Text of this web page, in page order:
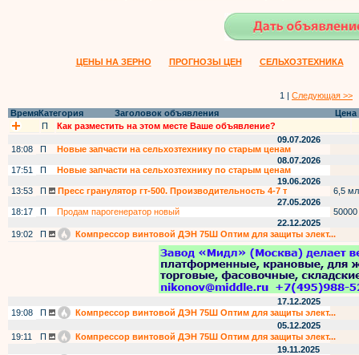
ЦЕНЫ НА ЗЕРНО ПРОГНОЗЫ ЦЕН СЕЛЬХОЗТЕХНИКА
1 | Следующая >>
ВремяКатегория Заголовок объявления
Цена
П
Как разместить на этом месте Ваше объявление?
09.07.2026
18:08
П
Новые запчасти на сельхозтехнику по старым ценам
08.07.2026
17:51
П
Новые запчасти на сельхозтехнику по старым ценам
19.06.2026
13:53
П Пресс гранулятор гт-500. Производительность 4-7 т
6,5
27.05.2026
18:17
П Продам парогенератор новый
50000
22.12.2025
19:02
П Компрессор винтовой ДЭН 75Ш Оптим для защиты элект...
17.12.2025
19:08
П
Компрессор винтовой ДЭН 75Ш Оптим для защиты элект...
05.12.2025
19:11
П
Компрессор винтовой ДЭН 75Ш Оптим для защиты элект...
19.11.2025